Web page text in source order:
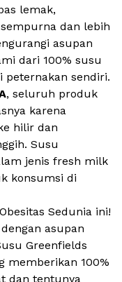
lemak,
dan lebih
asupan
dari 100% susu
peternakan sendiri.
, seluruh produk
karena
hilir dan
Susu
jenis fresh milk
konsumsi di
Sedunia ini!
asupan
Greenfields
memberikan 100%
dan tentunya